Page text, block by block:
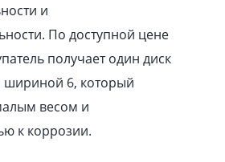
и
По доступной цене
получает один диск
6, который
весом и
к коррозии.